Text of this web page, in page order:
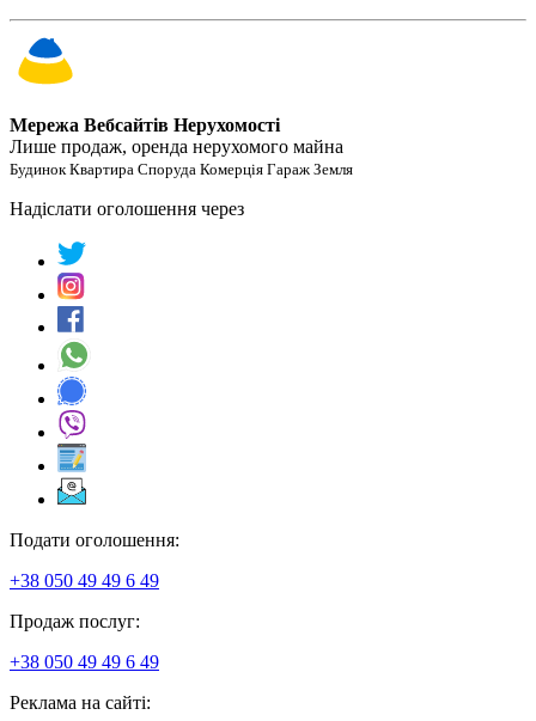
Мережа Вебсайтів Нерухомості
Лише продаж, оренда нерухомого майна
Будинок Квартира Споруда Комерція Гараж Земля
Надіслати оголошення через
Подати оголошення:
+38 050 49 49 6 49
Продаж послуг:
+38 050 49 49 6 49
Реклама на сайті: